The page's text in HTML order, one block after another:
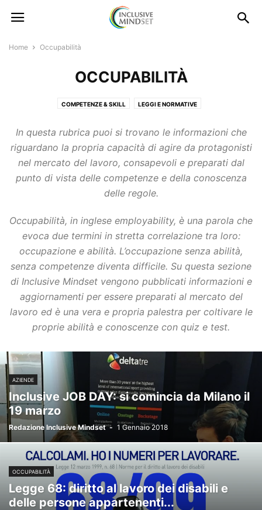
Home Occupabilità
OCCUPABILITÀ
COMPETENZE & SKILL LEGGI E NORMATIVE
In questa rubrica puoi si trovano le informazioni che
riguardano la propria capacità di agire da protagonisti
nel mercato del lavoro, consapevoli e preparati dal
punto di vista delle competenze e della conoscenza
delle regole.
Occupabilità, in inglese employability, è una parola che
evoca due termini in stretta correlazione tra loro:
occupazione e abilità. L’occupazione senza abilità,
senza competenze diventa difficile. Su questa sezione
di Inclusive Mindset vengono pubblicati informazioni e
aggiornamenti per essere preparati al mercato del
lavoro ed è una vera e propria palestra per coltivare le
proprie abilità e conoscenze con quiz e test.
AZIENDE
Inclusive JOB DAY: si comincia da Milano il
19 marzo
Redazione Inclusive Mindset - 1 Gennaio 2018
OCCUPABILITÀ
Legge 68: diritto al lavoro dei disabili e
delle persone appartenenti...